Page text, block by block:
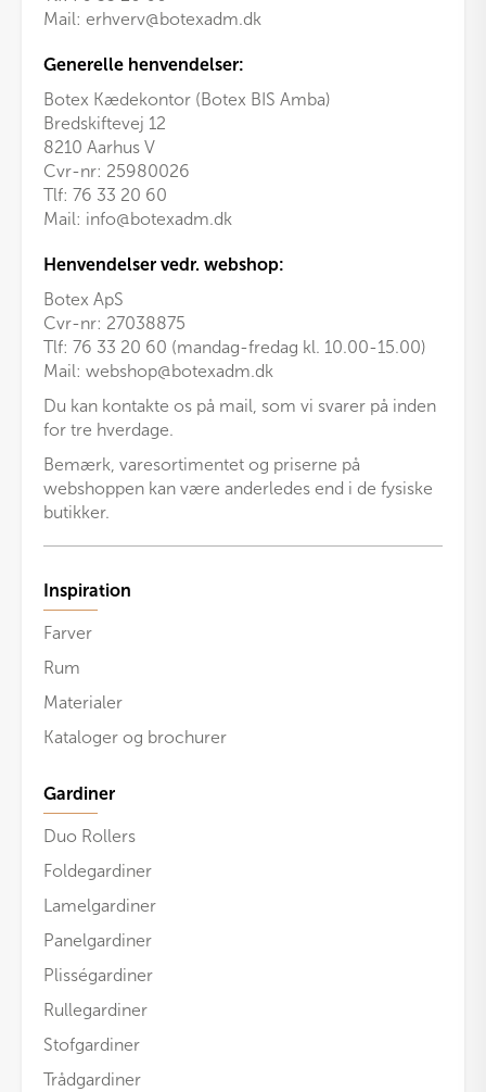
Mail: erhverv@botexadm.dk
Generelle henvendelser:
Botex Kædekontor (Botex BIS Amba)
Bredskiftevej 12
8210 Aarhus V
Cvr-nr: 25980026
Tlf: 76 33 20 60
Mail: info@botexadm.dk
Henvendelser vedr. webshop:
Botex ApS
Cvr-nr: 27038875
Tlf: 76 33 20 60 (mandag-fredag kl. 10.00-15.00)
Mail: webshop@botexadm.dk
Du kan kontakte os på mail, som vi svarer på inden
for tre hverdage.
Bemærk, varesortimentet og priserne på
webshoppen kan være anderledes end i de fysiske
butikker.
Inspiration
Farver
Rum
Materialer
Kataloger og brochurer
Gardiner
Duo Rollers
Foldegardiner
Lamelgardiner
Panelgardiner
Plisségardiner
Rullegardiner
Stofgardiner
Trådgardiner